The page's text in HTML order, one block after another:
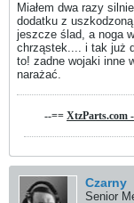
Miałem dwa razy
dodatku z
jeszcze ślad, a noga
chrząstek.... i tak już
to! zadne wojaki inne
narażać.
--== XtzParts.com
Czarny
Senior